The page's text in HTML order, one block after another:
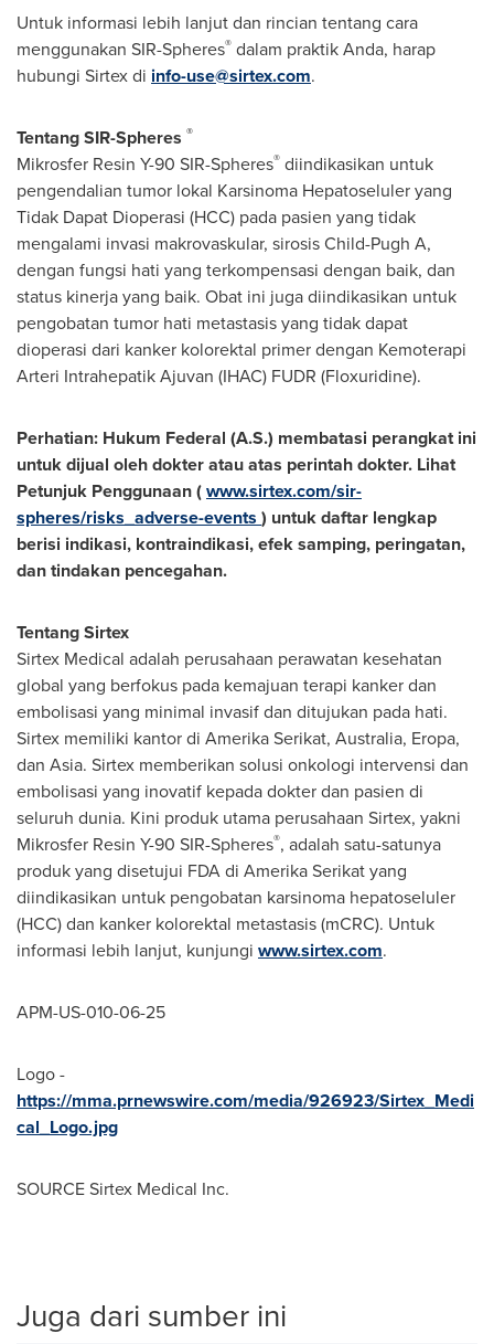
Untuk informasi lebih lanjut dan rincian tentang cara
menggunakan SIR-Spheres® dalam praktik Anda, harap
hubungi Sirtex di info-use@sirtex.com.
Tentang SIR-Spheres ®
Mikrosfer Resin Y-90 SIR-Spheres® diindikasikan untuk
pengendalian tumor lokal Karsinoma Hepatoseluler yang
Tidak Dapat Dioperasi (HCC) pada pasien yang tidak
mengalami invasi makrovaskular, sirosis Child-Pugh A,
dengan fungsi hati yang terkompensasi dengan baik, dan
status kinerja yang baik. Obat ini juga diindikasikan untuk
pengobatan tumor hati metastasis yang tidak dapat
dioperasi dari kanker kolorektal primer dengan Kemoterapi
Arteri Intrahepatik Ajuvan (IHAC) FUDR (Floxuridine).
Perhatian: Hukum Federal (A.S.) membatasi perangkat ini
untuk dijual oleh dokter atau atas perintah dokter. Lihat
Petunjuk Penggunaan (www.sirtex.com/sir-
spheres/risks_adverse-events ) untuk daftar lengkap
berisi indikasi, kontraindikasi, efek samping, peringatan,
dan tindakan pencegahan.
Tentang Sirtex
Sirtex Medical adalah perusahaan perawatan kesehatan
global yang berfokus pada kemajuan terapi kanker dan
embolisasi yang minimal invasif dan ditujukan pada hati.
Sirtex memiliki kantor di Amerika Serikat, Australia, Eropa,
dan Asia. Sirtex memberikan solusi onkologi intervensi dan
embolisasi yang inovatif kepada dokter dan pasien di
seluruh dunia. Kini produk utama perusahaan Sirtex, yakni
Mikrosfer Resin Y-90 SIR-Spheres®, adalah satu-satunya
produk yang disetujui FDA di Amerika Serikat yang
diindikasikan untuk pengobatan karsinoma hepatoseluler
(HCC) dan kanker kolorektal metastasis (mCRC). Untuk
informasi lebih lanjut, kunjungi www.sirtex.com.
APM-US-010-06-25
Logo -
https://mma.prnewswire.com/media/926923/Sirtex_Medi
cal_Logo.jpg
SOURCE Sirtex Medical Inc.
Juga dari sumber ini